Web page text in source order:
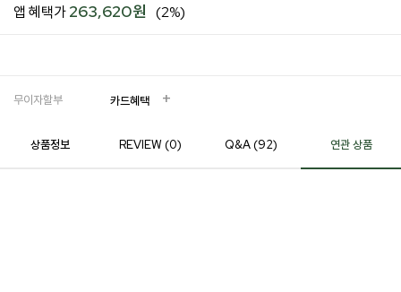
앱 혜택가263,620원 (2%)
무이자할부 카드혜택
상품정보 REVIEW (0) Q&A (92) 연관 상품